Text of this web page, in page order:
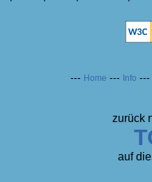
--- Home --- Info ---
zurück
auf